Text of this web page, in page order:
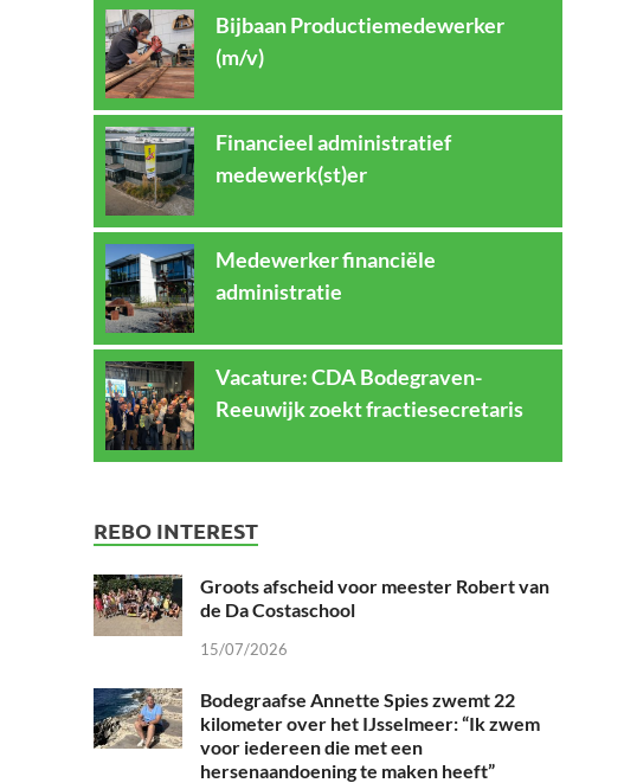
Bijbaan Productiemedewerker
(m/v)
Financieel administratief
medewerk(st)er
Medewerker financiële
administratie
Vacature: CDA Bodegraven-
Reeuwijk zoekt fractiesecretaris
REBO INTEREST
Groots afscheid voor meester Robert van
de Da Costaschool
15/07/2026
Bodegraafse Annette Spies zwemt 22
kilometer over het IJsselmeer: “Ik zwem
voor iedereen die met een
hersenaandoening te maken heeft”